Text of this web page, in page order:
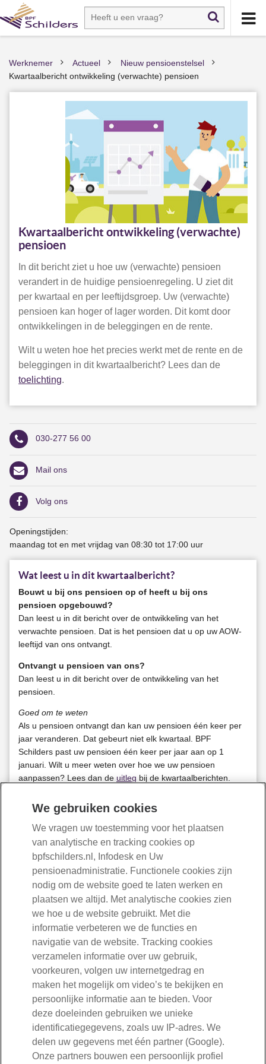
Werknemer
Actueel
>
Nieuw pensioenstelsel
Kwartaalbericht ontwikkeling (verwachte) pensioen
Kwartaalbericht ontwikkeling (verwachte)
pensioen
In dit bericht ziet u hoe uw (verwachte) pensioen
verandert in de huidige pensioenregeling. U ziet dit
per kwartaal en per leeftijdsgroep. Uw (verwachte)
pensioen kan hoger of lager worden. Dit komt door
ontwikkelingen in de beleggingen en de rente.
Wilt u weten hoe het precies werkt met de rente en de
beleggingen in dit kwartaalbericht? Lees dan de
toelichting.
030-277 56 00
Mail ons
Volg ons
Openingstijden:
maandag tot en met vrijdag van 08:30 tot 17:00 uur
Wat leest u in dit kwartaalbericht?
Bouwt u bij ons pensioen op of heeft u bij ons
pensioen opgebouwd?
Dan leest u in dit bericht over de ontwikkeling van het
verwachte pensioen. Dat is het pensioen dat u op uw AOW-
leeftijd van ons ontvangt.
Ontvangt u pensioen van ons?
Dan leest u in dit bericht over de ontwikkeling van het
pensioen.
Goed om te weten
Als u pensioen ontvangt dan kan uw pensioen één keer per
jaar veranderen. Dat gebeurt niet elk kwartaal. BPF
Schilders past uw pensioen één keer per jaar aan op 1
januari. Wilt u meer weten over hoe we uw pensioen
aanpassen? Lees dan de uitleg bij de kwartaalberichten.
1e kwartaal 2026 (januari – maart)
Ontwikkelingen voor wie bij ons pensioen
opbouwt of heeft opgebouwd
In onderstaande tabel ziet u hoe het verwachte
pensioen zich dit kwartaal ontwikkelde voor een aantal
voorbeeldleeftijden. Staat uw leeftijd niet in de tabel?
Gebruik dan de leeftijd die het dichtst bij uw leeftijd ligt.
Zo krijgt u een beter beeld van uw situatie.
meer uitleg over de ontwikkelingen van de
markt in het 1e kwartaal 2026 (januari – maart).
Tabel 'Ontwikkeling verwachte pensioen'
In de tabel ziet u dat de marktontwikkelingen licht
positief zijn voor deelnemers van 25 en 65 jaar. Voor
deelnemers van 35, 45 en 55 jaar is het verwachte
Ontwikkelingen voor wie pensioen ontvangt
De marktontwikkelingen in het eerste kwartaal zijn licht
negatief voor uw pensioen.
Blijft de situatie tot en met 30 september hetzelfde?
Dan zou uw pensioen per 1 januari 2027 omlaag
kunnen gaan. Door de gezamenlijke reserve van het
pensioenfonds is de kans klein dat uw pensioen omlaag
gaat.
Wilt u meer uitleg over het kwartaalbericht?Lees de
toelichting
Wilt u uw pensioenoverzicht bekijken?
Het kwartaalbericht geeft een algemeen beeld van de
ontwikkeling van het (verwachte) pensioen voor iedereen die
bij BPF Schilders pensioen opbouwt, pensioen heeft
opgebouwd of pensioen van ons ontvangt. De hoogte van
uw persoonlijke pensioen vindt u:
In uw uniform pensioenoverzicht (UPO). Op uw UPO
ziet u hoeveel pensioenvermogen u heeft opgebouwd.
We gebruiken cookies
We vragen uw toestemming voor het plaatsen
van analytische en tracking cookies op
bpfschilders.nl, Infodesk en Uw
pensioenadministratie. Functionele cookies zijn
nodig om de website goed te laten werken en
plaatsen we altijd. Met analytische cookies zien
we hoe u de website gebruikt. Met die
informatie verbeteren we de functies en
navigatie van de website. Tracking cookies
verzamelen informatie over uw gebruik,
voorkeuren, volgen uw internetgedrag en
maken het mogelijk om video’s te bekijken en
persoonlijke informatie aan te bieden. Voor
deze doeleinden gebruiken we unieke
identificatiegegevens, zoals uw IP-adres. We
delen uw gegevens met één partner (Google).
Onze partners bouwen een persoonlijk profiel